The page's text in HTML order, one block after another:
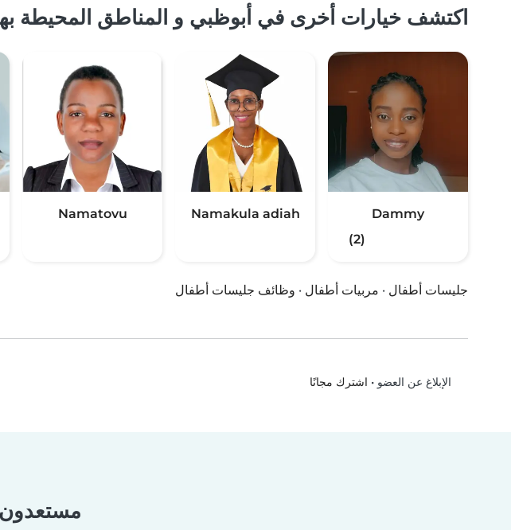
اكتشف خيارات أخرى في أبوظبي و المناطق المحيطة
Dammy
(2)
Namakula adiah
Namatovu
جليسات أطفال · مربيات أطفال · وظائف جليسات أطفال
الإبلاغ عن العضو • اشترك مجانًا
مستعدون